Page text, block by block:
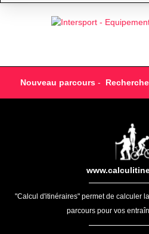
Nouveau parcours- Recherche
"Calcul d'itinéraires" permet de calculer
parcours pour vos